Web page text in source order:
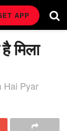
APP
मिला
Hai Pyar